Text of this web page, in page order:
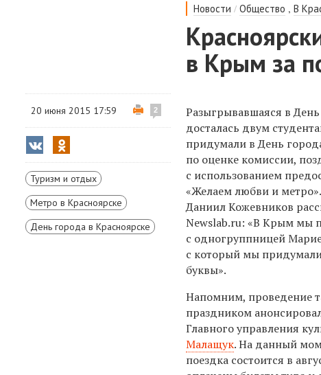
Новости /Общество ,В
в Крым за
20 июня 2015 17:59 2
Туризм и отдых
Метро в Красноярске
День города в Красноярске
Разыгрывавшаяся в
досталась двум
придумали в День
по оценке комиссии,
с использованием
«Желаем любви и
Даниил Кожевников
Newslab.ru: «В Крым мы
с одногруппницей
с который мы
буквы».
Напомним, проведение
праздником
Главного управления
Малащук. На данный
поездка состоится в